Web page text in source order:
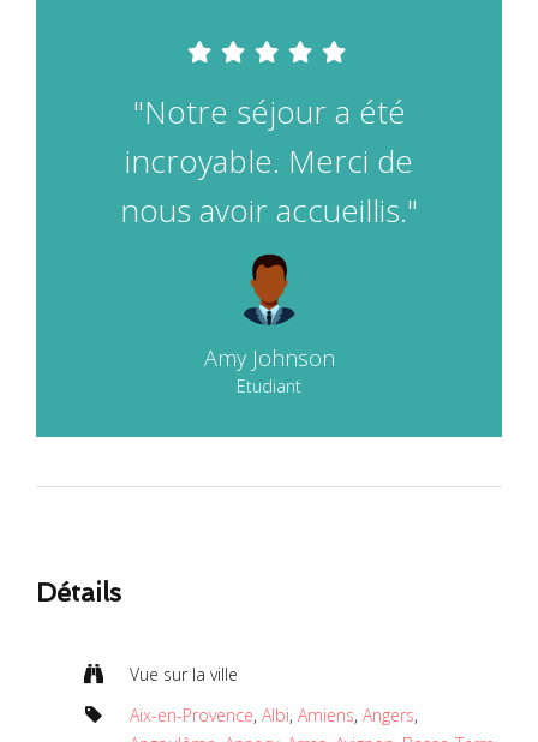
"Notre séjour a été
incroyable. Merci de
nous avoir accueillis."
Amy Johnson
Etudiant
Détails
Vue sur la ville
Aix-en-Provence, Albi, Amiens, Angers,